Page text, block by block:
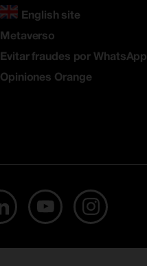
English site
Metaverso
Evitar fraudes por WhatsApp
Opiniones Orange